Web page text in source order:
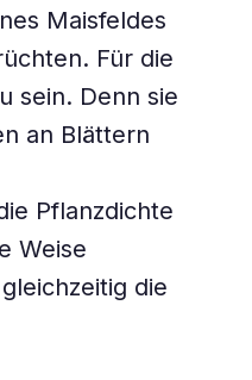
Maisfeldes
Für die
sein. Denn sie
an Blättern
Pflanzdichte
Weise
die